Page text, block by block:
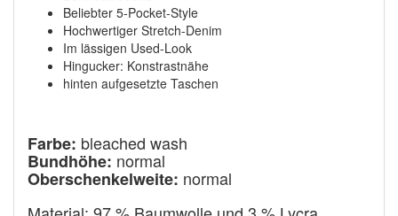
Beliebter 5-Pocket-Style
Hochwertiger Stretch-Denim
Im lässigen Used-Look
Hingucker: Konstrastnähe
hinten aufgesetzte Taschen
Farbe: bleached wash
Bundhöhe: normal
Oberschenkelweite: normal